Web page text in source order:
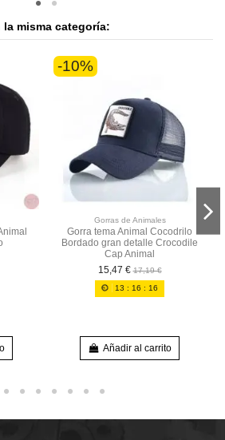
misma categoría:
-10%
Gorras de Animales
Gorra tema Animal Cocodrilo
Bordado gran detalle Crocodile
Cap Animal
15,47 € 17,19 €
13 :16 :16
Añadir al carrito